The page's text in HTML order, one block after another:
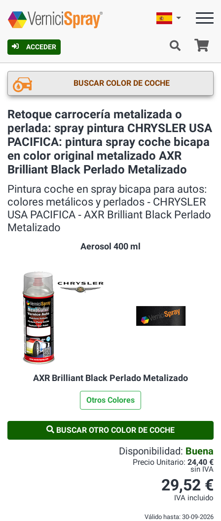
ACCEDER
Español
BUSCAR COLOR DE COCHE
Retoque carrocería metalizada o
perlada: spray pintura CHRYSLER USA
PACIFICA: pintura spray coche bicapa
en color original metalizado AXR
Brilliant Black Perlado Metalizado
Pintura coche en spray bicapa para autos:
colores metálicos y perlados ‐ CHRYSLER
USA PACIFICA ‐ AXR Brilliant Black Perlado
Metalizado
Aerosol 400 ml
AXR Brilliant Black Perlado Metalizado
Otros Colores
BUSCAR OTRO COLOR DE COCHE
Disponibilidad: Buena
Precio Unitario: 24,40 €
sin IVA
29,52 €
IVA incluido
Válido hasta: 30-09-2026